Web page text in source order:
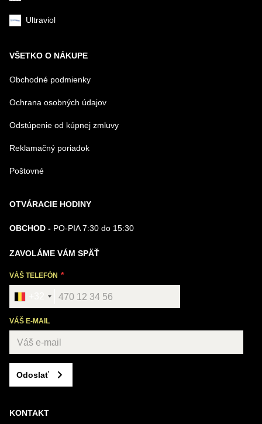
Ultraviol
VŠETKO O NÁKUPE
Obchodné podmienky
Ochrana osobných údajov
Odstúpenie od kúpnej zmluvy
Reklamačný poriadok
Poštovné
OTVÁRACIE HODINY
OBCHOD - PO-PIA 7:30 do 15:30
ZAVOLÁME VÁM SPÄŤ
VÁŠ TELEFÓN
VÁŠ E-MAIL
Odoslať
KONTAKT